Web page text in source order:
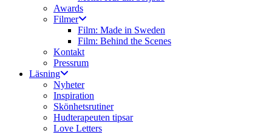
Awards
Filmer
Film: Made in Sweden
Film: Behind the Scenes
Kontakt
Pressrum
Läsning
Nyheter
Inspiration
Skönhetsrutiner
Hudterapeuten tipsar
Love Letters